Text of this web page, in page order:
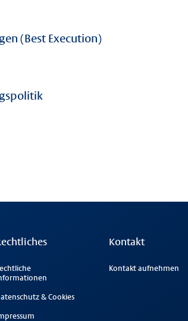
(Best Execution)
& Cookies
Kontakt
Kontakt aufnehmen